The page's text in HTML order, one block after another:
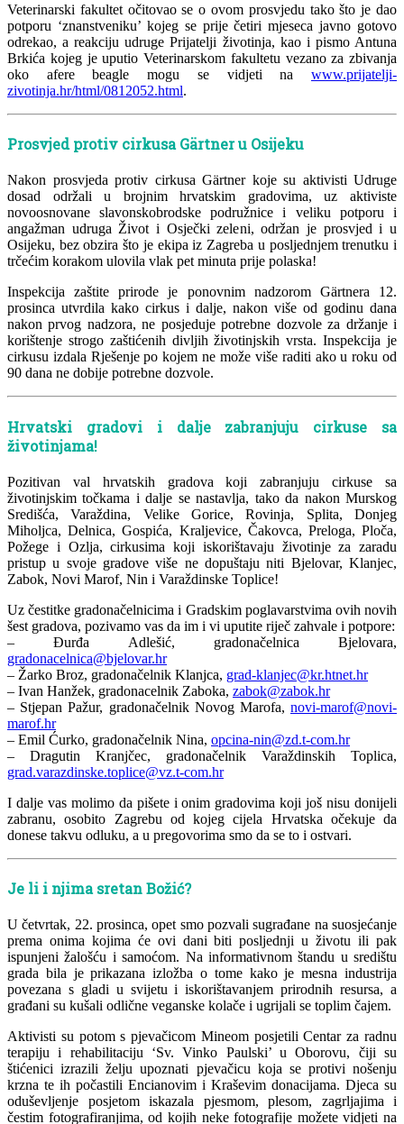
Veterinarski fakultet očitovao se o ovom prosvjedu tako što je dao
potporu ‘znanstveniku’ kojeg se prije četiri mjeseca javno gotovo
odrekao, a reakciju udruge Prijatelji životinja, kao i pismo Antuna
Brkića kojeg je uputio Veterinarskom fakultetu vezano za zbivanja
oko afere beagle mogu se vidjeti na www.prijatelji-
zivotinja.hr/html/0812052.html.
Prosvjed protiv cirkusa Gärtner u Osijeku
Nakon prosvjeda protiv cirkusa Gärtner koje su aktivisti Udruge
dosad održali u brojnim hrvatskim gradovima, uz aktiviste
novoosnovane slavonskobrodske podružnice i veliku potporu i
angažman udruga Život i Osječki zeleni, održan je prosvjed i u
Osijeku, bez obzira što je ekipa iz Zagreba u posljednjem trenutku i
trčećim korakom ulovila vlak pet minuta prije polaska!
Inspekcija zaštite prirode je ponovnim nadzorom Gärtnera 12.
prosinca utvrdila kako cirkus i dalje, nakon više od godinu dana
nakon prvog nadzora, ne posjeduje potrebne dozvole za držanje i
korištenje strogo zaštićenih divljih životinjskih vrsta. Inspekcija je
cirkusu izdala Rješenje po kojem ne može više raditi ako u roku od
90 dana ne dobije potrebne dozvole.
Hrvatski gradovi i dalje zabranjuju cirkuse sa
životinjama!
Pozitivan val hrvatskih gradova koji zabranjuju cirkuse sa
životinjskim točkama i dalje se nastavlja, tako da nakon Murskog
Središća, Varaždina, Velike Gorice, Rovinja, Splita, Donjeg
Miholjca, Delnica, Gospića, Kraljevice, Čakovca, Preloga, Ploča,
Požege i Ozlja, cirkusima koji iskorištavaju životinje za zaradu
pristup u svoje gradove više ne dopuštaju niti Bjelovar, Klanjec,
Zabok, Novi Marof, Nin i Varaždinske Toplice!
Uz čestitke gradonačelnicima i Gradskim poglavarstvima ovih novih
šest gradova, pozivamo vas da im i vi uputite riječ zahvale i potpore:
– Đurđa Adlešić, gradonačelnica Bjelovara,
gradonacelnica@bjelovar.hr
– Žarko Broz, gradonačelnik Klanjca, grad-klanjec@kr.htnet.hr
– Ivan Hanžek, gradonacelnik Zaboka, zabok@zabok.hr
– Stjepan Pažur, gradonačelnik Novog Marofa, novi-marof@novi-
marof.hr
– Emil Ćurko, gradonačelnik Nina, opcina-nin@zd.t-com.hr
– Dragutin Kranjčec, gradonačelnik Varaždinskih Toplica,
grad.varazdinske.toplice@vz.t-com.hr
I dalje vas molimo da pišete i onim gradovima koji još nisu donijeli
zabranu, osobito Zagrebu od kojeg cijela Hrvatska očekuje da
donese takvu odluku, a u pregovorima smo da se to i ostvari.
Je li i njima sretan Božić?
U četvrtak, 22. prosinca, opet smo pozvali sugrađane na suosjećanje
prema onima kojima će ovi dani biti posljednji u životu ili pak
ispunjeni žalošću i samoćom. Na informativnom štandu u središtu
grada bila je prikazana izložba o tome kako je mesna industrija
povezana s gladi u svijetu i iskorištavanjem prirodnih resursa, a
građani su kušali odlične veganske kolače i ugrijali se toplim čajem.
Aktivisti su potom s pjevačicom Mineom posjetili Centar za radnu
terapiju i rehabilitaciju ‘Sv. Vinko Paulski’ u Oborovu, čiji su
štićenici izrazili želju upoznati pjevačicu koja se protivi nošenju
krzna te ih počastili Encianovim i Kraševim donacijama. Djeca su
oduševljenje posjetom iskazala pjesmom, plesom, zagrljajima i
čestim fotografiranjima, od kojih neke fotografije možete vidjeti na